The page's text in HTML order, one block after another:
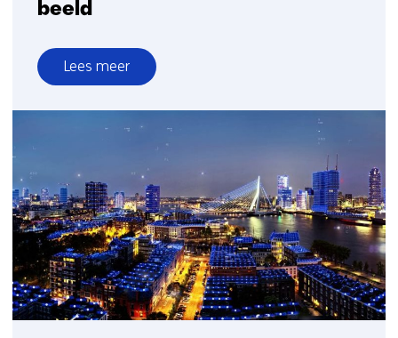
beeld
Lees meer
over
Veiliger
inspecteren
water:
onderwaterdrones
brengen
natte
kunstwerken
in
beeld